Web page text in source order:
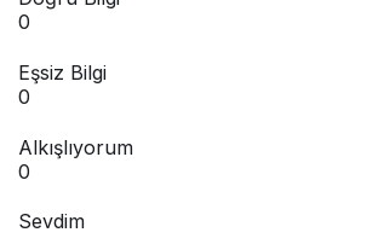
0
Eşsiz Bilgi
0
Alkışlıyorum
0
Sevdim